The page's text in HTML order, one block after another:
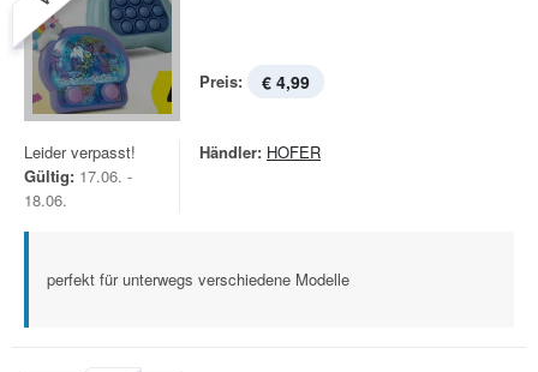
Preis: € 4,99
Leider verpasst!
Gültig: 17.06. -
18.06.
Händler: HOFER
perfekt für unterwegs verschiedene Modelle